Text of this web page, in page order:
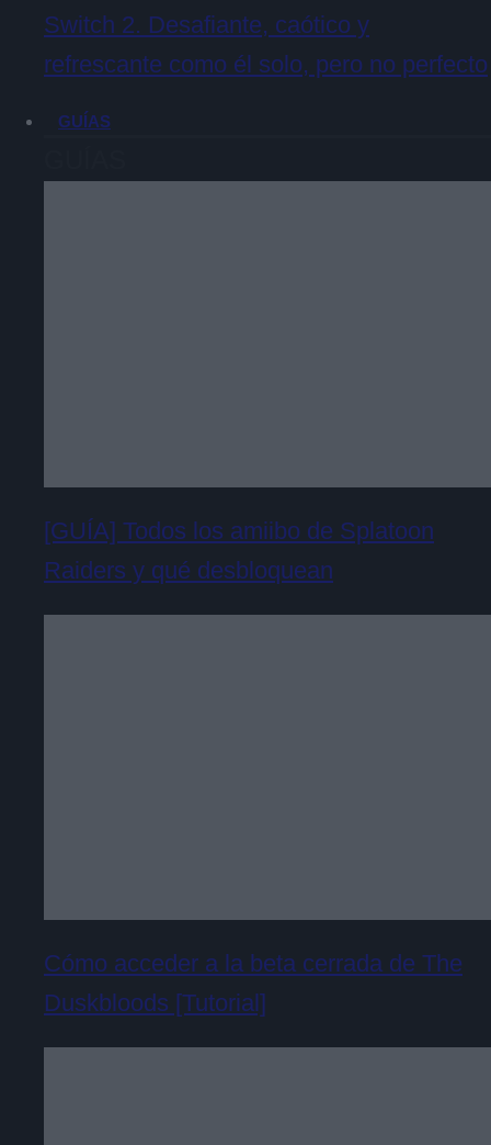
Switch 2. Desafiante, caótico y
refrescante como él solo, pero no perfecto
GUÍAS
[GUÍA] Todos los amiibo de Splatoon
Raiders y qué desbloquean
Cómo acceder a la beta cerrada de The
Duskbloods [Tutorial]